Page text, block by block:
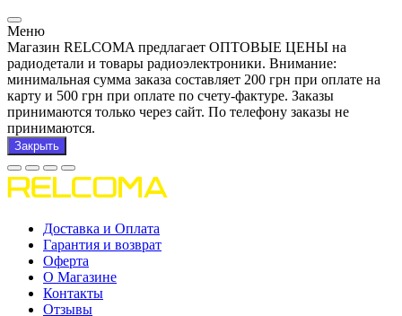
Меню
Магазин RELCOMA предлагает ОПТОВЫЕ ЦЕНЫ на
радиодетали и товары радиоэлектроники. Внимание:
минимальная сумма заказа составляет 200 грн при оплате на
карту и 500 грн при оплате по счету-фактуре. Заказы
принимаются только через сайт. По телефону заказы не
принимаются.
Закрыть
Доставка и Оплата
Гарантия и возврат
Оферта
О Магазине
Контакты
Отзывы